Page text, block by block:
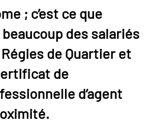
; c’est ce que
des salariés
de Quartier et
de
d’agent